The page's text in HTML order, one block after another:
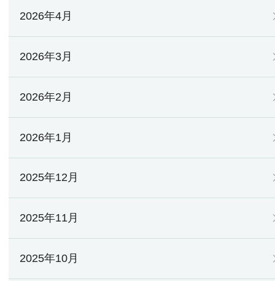
2026年4月
2026年3月
2026年2月
2026年1月
2025年12月
2025年11月
2025年10月